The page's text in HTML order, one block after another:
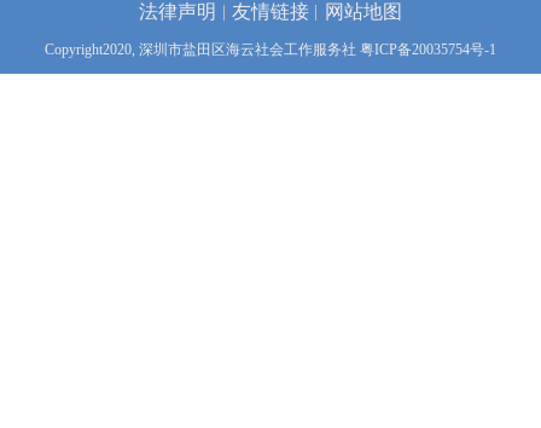
法律声明 友情链接 网站地图
Copyright2020, 深圳市盐田区海云社会工作服务社 粤ICP备20035754号-1